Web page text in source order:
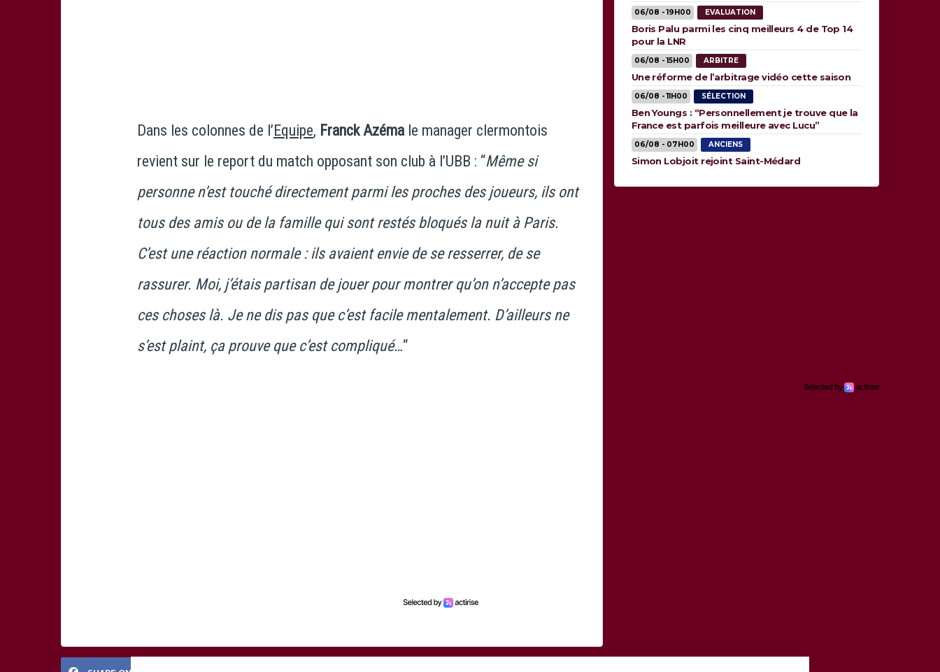
Dans les colonnes de l’Equipe, Franck Azémale manager clermontois
revient sur le report du match opposant son club à l’UBB : “Même si
personne n’est touché directement parmi les proches des joueurs, ils ont
tous des amis ou de la famille qui sont restés bloqués la nuit à Paris.
C’est une réaction normale : ils avaient envie de se resserrer, de se
rassurer. Moi, j’étais partisan de jouer pour montrer qu’on n’accepte pas
ces choses là. Je ne dis pas que c’est facile mentalement. D’ailleurs ne
s’est plaint, ça prouve que c’est compliqué…“
06/08 - 19H00 EVALUATION
Boris Palu parmi les cinq meilleurs 4 de Top 14
pour la LNR
06/08 - 15H00 ARBITRE
Une réforme de l’arbitrage vidéo cette saison
06/08 - 11H00 SÉLECTION
Ben Youngs : “Personnellement je trouve que la
France est parfois meilleure avec Lucu”
06/08 - 07H00 ANCIENS
Simon Lobjoit rejoint Saint-Médard